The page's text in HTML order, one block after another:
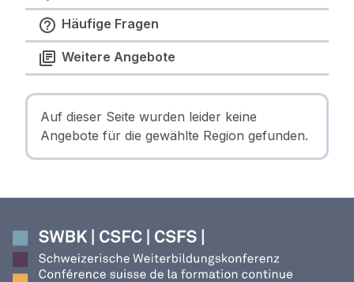
Häufige Fragen
Weitere Angebote
Auf dieser Seite wurden leider keine
Angebote für die gewählte Region gefunden.